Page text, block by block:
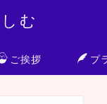
む
ご挨拶 プ